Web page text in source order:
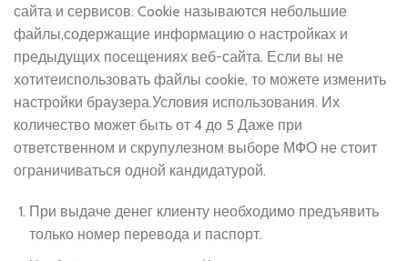
сайта и сервисов. Cookie называются небольшие
файлы,содержащие информацию о настройках и
предыдущих посещениях веб-сайта. Если вы не
хотитеиспользовать файлы cookie, то можете изменить
настройки браузера.Условия использования. Их
количество может быть от 4 до 5 Даже при
ответственном и скрупулезном выборе МФО не стоит
ограничиваться одной кандидатурой.
При выдаче денег клиенту необходимо предъявить
только номер перевода и паспорт.